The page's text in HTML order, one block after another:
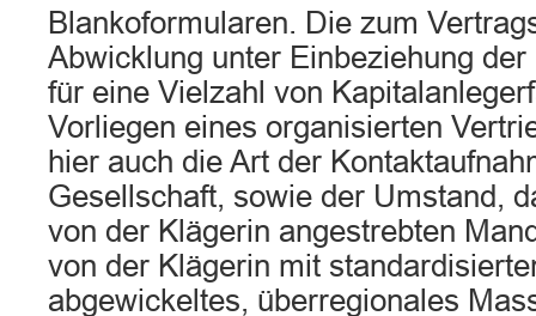
Blankoformularen. Die zum
Abwicklung unter Einbeziehung
für eine Vielzahl von
Vorliegen eines organisierten
hier auch die Art der
Gesellschaft, sowie der Umstand,
von der Klägerin angestrebten
von der Klägerin mit
abgewickeltes, überregionales